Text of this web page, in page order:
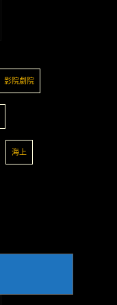
影院劇院
海上